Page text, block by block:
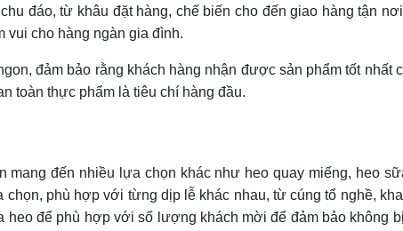
đáo, từ khâu đặt hàng, chế biến cho đến giao hàng tận
vui cho hàng ngàn gia đình.
đảm bảo rằng khách hàng nhận được sản phẩm tốt nhất
toàn thực phẩm là tiêu chí hàng đầu.
mang đến nhiều lựa chọn khác như heo quay miếng, heo
phù hợp với từng dịp lễ khác nhau, từ cúng tổ nghề,
để phù hợp với số lượng khách mời để đảm bảo không